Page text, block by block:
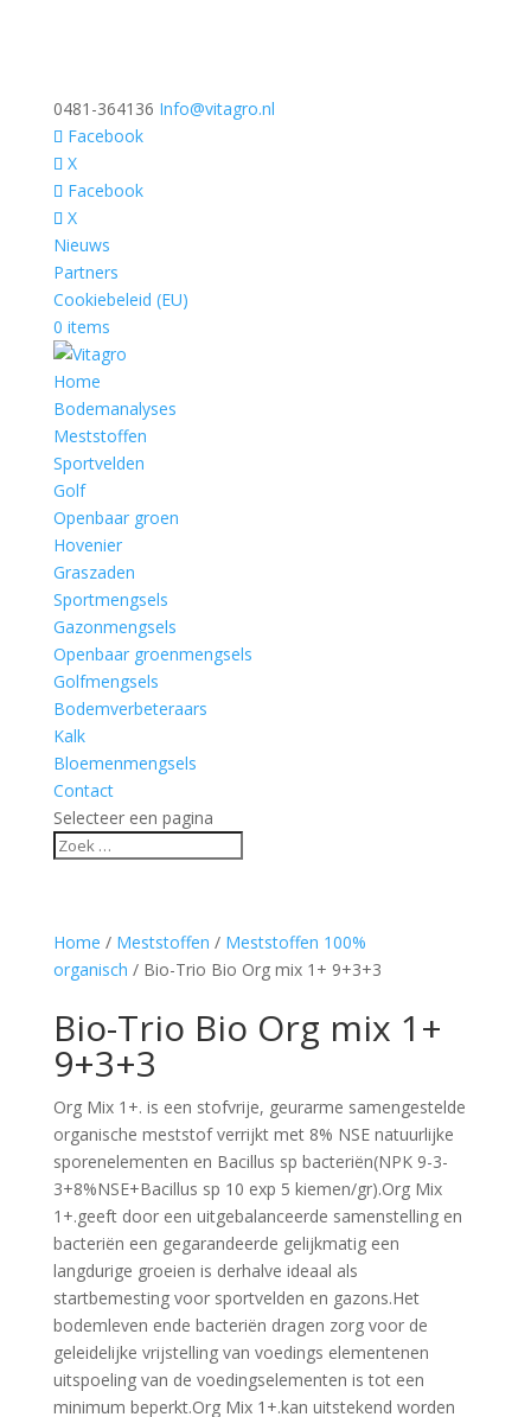
0481-364136 Info@vitagro.nl
Facebook
X
Facebook
X
Nieuws
Partners
Cookiebeleid (EU)
0 items
Home
Bodemanalyses
Meststoffen
Sportvelden
Golf
Openbaar groen
Hovenier
Graszaden
Sportmengsels
Gazonmengsels
Openbaar groenmengsels
Golfmengsels
Bodemverbeteraars
Kalk
Bloemenmengsels
Contact
Selecteer een pagina
Home / Meststoffen / Meststoffen 100%
organisch / Bio-Trio Bio Org mix 1+ 9+3+3
Bio-Trio Bio Org mix 1+
9+3+3
Org Mix 1+. is een stofvrije, geurarme samengestelde
organische meststof verrijkt met 8% NSE natuurlijke
sporenelementen en Bacillus sp bacteriën(NPK 9-3-
3+8%NSE+Bacillus sp 10 exp 5 kiemen/gr).Org Mix
1+.geeft door een uitgebalanceerde samenstelling en
bacteriën een gegarandeerde gelijkmatig een
langdurige groeien is derhalve ideaal als
startbemesting voor sportvelden en gazons.Het
bodemleven ende bacteriën dragen zorg voor de
geleidelijke vrijstelling van voedings elementenen
uitspoeling van de voedingselementen is tot een
minimum beperkt.Org Mix 1+.kan uitstekend worden